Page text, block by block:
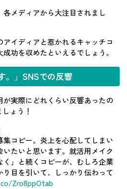
メディアから大注目されまし
イディアと惹かれるキャッチコ
功を収めたといえるでしょう。
。」SNSでの反響
実際にどれくらい反響あったの
ょう！
コピー。炎上を心配してしまい
いたいと思います。就活用メイク
く」と続くコピーが、むしろ企業
目を引いて、しっかり伝わって
Zro8ppOtab